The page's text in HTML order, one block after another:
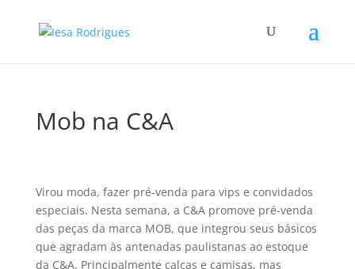
Mob na C&A
Virou moda, fazer pré-venda para vips e convidados
especiais. Nesta semana, a C&A promove pré-venda
das peças da marca MOB, que integrou seus básicos
que agradam às antenadas paulistanas ao estoque
da C&A. Principalmente calças e camisas, mas